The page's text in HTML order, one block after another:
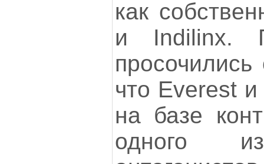
как
и Indilinx.
что Everest
на базе
одного